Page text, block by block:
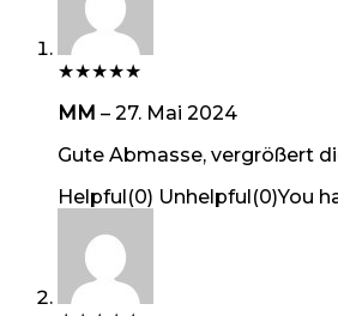
★★★★★
MM – 27. Mai 2024
Gute Abmasse, vergrößert
Helpful (0) Unhelpful (0)You